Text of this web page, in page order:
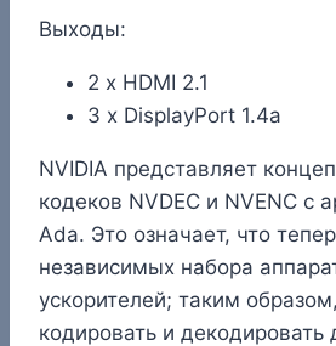
Выходы:
2 x HDMI 2.1
3 x DisplayPort 1.4a
NVIDIA представляет
кодеков NVDEC и NVENC с
Ada. Это означает, что
независимых набора
ускорителей; таким
кодировать и декодировать